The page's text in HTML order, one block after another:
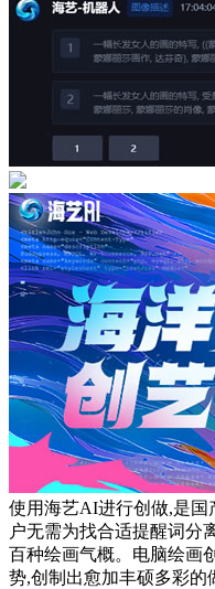
使用海艺AI进行创做,是国
户无需为找合适提醒词分
百种绘画气概。电脑绘画
势,创制出愈加丰硕多彩的